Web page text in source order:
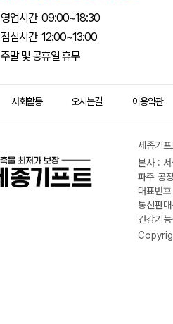
영업시간 09:00~18:30
점심시간 12:00~13:00
주말 및 공휴일 휴무
사회활동 오시는길 이용약관
세종기
본사 :
파주 공
대표번
통신판
건강기